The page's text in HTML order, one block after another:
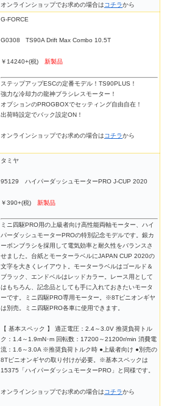
オンラインショップでお求めの場合はコチラから
G-FORCE
G0308 TS90A Drift Max Combo 10.5T
￥14240+(税) 新製品
ステップアップESCの定番モデル！TS90PLUS！
強力な冷却力の龍神ブラシレスモーター！
オプションのPROGBOXでセッティング自由自在！
出荷時設定でバック設定ON！
オンラインショップでお求めの場合はコチラから
タミヤ
95129 ハイパーダッシュモーターPRO J-CUP 2020
￥390+(税) 新製品
ミニ四駆PRO用の上級者向け高性能両軸モーター、ハイ
パーダッシュモーターPROの特別記念モデルです。銀カ
ーボンブラシを採用して電気効率と耐久性をバランスさ
せました。台紙とモーターラベルにJAPAN CUP 2020の
文字を大きくレイアウト。モーターラベルはゴールド＆
ブラック、エンドベルはレッドカラー。レース用として
はもちろん、記念品としても手に入れておきたいモータ
ーです。ミニ四駆PRO専用モーター。※8Tピニオンギヤ
は別売。ミニ四駆PRO各車に使用できます。
【 基本スペック 】 適正電圧：2.4～3.0V 推奨負荷トル
ク：1.4～1.9mN･m 回転数：17200～21200r/min 消費電
流：1.6～3.0A ※推奨負荷トルク時 ●上級者向け ●別売の
8Tピニオンギヤの取り付けが必要。※基本スペックは
15375「ハイパーダッシュモーターPRO」と同様です。
オンラインショップでお求めの場合はコチラから